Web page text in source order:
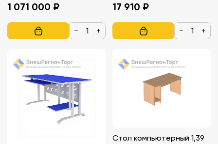
1 071 000 ₽
− +
17 910 ₽
− +
Стол компьютерный 1,39